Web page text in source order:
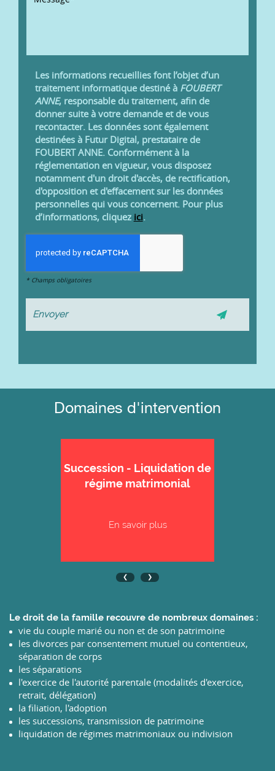
Les informations recueillies font l’objet d’un
traitement informatique destiné àFOUBERT
ANNE, responsable du traitement, afin de
donner suite à votre demande et de vous
recontacter. Les données sont également
destinées à Futur Digital, prestataire de
FOUBERT ANNE. Conformément à la
réglementation en vigueur, vous disposez
notamment d'un droit d'accès, de rectification,
d'opposition et d'effacement sur les données
personnelles qui vous concernent. Pour plus
d’informations, cliquez ici.
* Champs obligatoires
Domaines d'intervention
Succession - Liquidation de
régime matrimonial
En savoir plus
Le droit de la famille recouvre de nombreux domaines :
vie du couple marié ou non et de son patrimoine
les divorces par consentement mutuel ou contentieux,
séparation de corps
les séparations
l'exercice de l'autorité parentale (modalités d'exercice,
retrait, délégation)
la filiation, l'adoption
les successions, transmission de patrimoine
liquidation de régimes matrimoniaux ou indivision